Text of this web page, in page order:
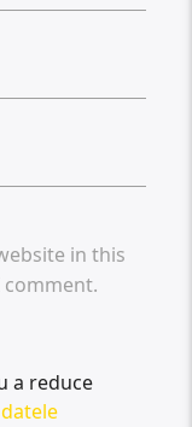
in this
a reduce